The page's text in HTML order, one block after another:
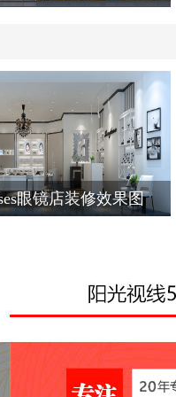
眼镜店装修效果图